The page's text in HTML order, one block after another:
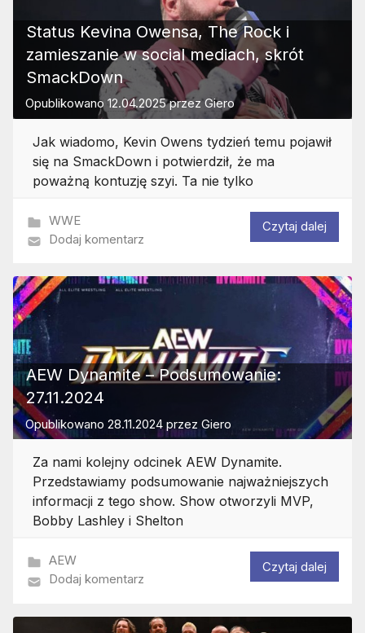
Status Kevina Owensa, The Rock i
zamieszanie w social mediach, skrót
SmackDown
Opublikowano 12.04.2025przezGiero
Jak wiadomo, Kevin Owens tydzień temu pojawił
się na SmackDown i potwierdził, że ma
poważną kontuzję szyi. Ta nie tylko
WWE
Dodaj komentarz
Czytaj dalej
AEW Dynamite – Podsumowanie:
27.11.2024
Opublikowano 28.11.2024 przez Giero
Za nami kolejny odcinek AEW Dynamite.
Przedstawiamy podsumowanie najważniejszych
informacji z tego show. Show otworzyli MVP,
Bobby Lashley i Shelton
AEW
Dodaj komentarz
Czytaj dalej